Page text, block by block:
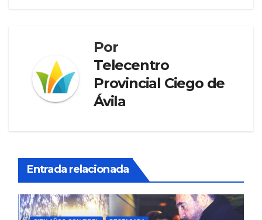
Por
Telecentro
Provincial Ciego de
Ávila
Entrada relacionada